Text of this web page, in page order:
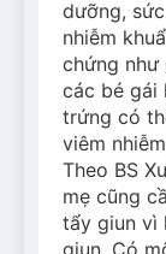
dưỡng,
nhiễm
chứng như
các bé gái
trứng có
viêm
Theo BS
mẹ cũng
tẩy giun vì
giun. Có